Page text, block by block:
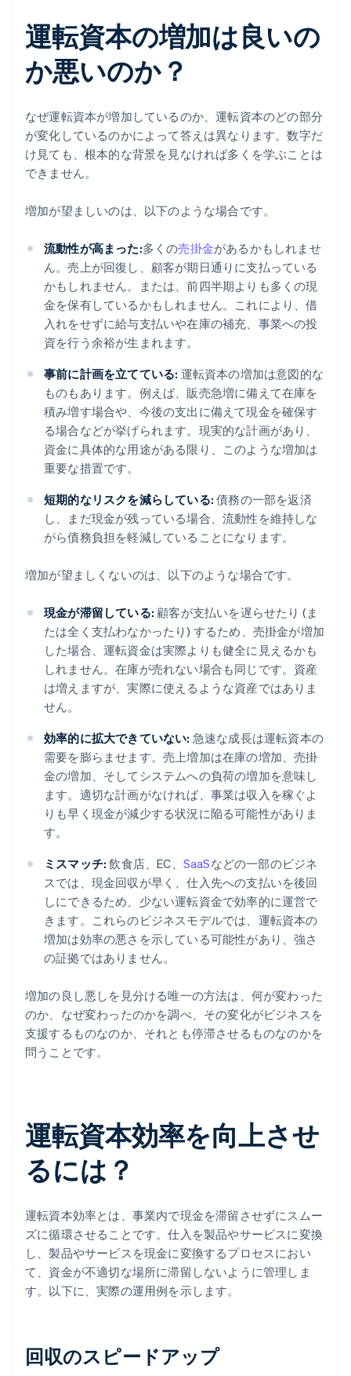
運転資本の増加は良いの
か悪いのか？
なぜ運転資本が増加しているのか、運転資本のどの部分
が変化しているのかによって答えは異なります。数字だ
け見ても、根本的な背景を見なければ多くを学ぶことは
できません。
増加が望ましいのは、以下のような場合です。
流動性が高まった:多くの売掛金があるかもしれませ
ん。売上が回復し、顧客が期日通りに支払っている
かもしれません。または、前四半期よりも多くの現
金を保有しているかもしれません。これにより、借
入れをせずに給与支払いや在庫の補充、事業への投
資を行う余裕が生まれます。
事前に計画を立てている: 運転資本の増加は意図的な
ものもあります。例えば、販売急増に備えて在庫を
積み増す場合や、今後の支出に備えて現金を確保す
る場合などが挙げられます。現実的な計画があり、
資金に具体的な用途がある限り、このような増加は
重要な措置です。
短期的なリスクを減らしている: 債務の一部を返済
し、まだ現金が残っている場合、流動性を維持しな
がら債務負担を軽減していることになります。
増加が望ましくないのは、以下のような場合です。
現金が滞留している: 顧客が支払いを遅らせたり (ま
たは全く支払わなかったり) するため、売掛金が増加
した場合、運転資金は実際よりも健全に見えるかも
しれません。在庫が売れない場合も同じです。資産
は増えますが、実際に使えるような資産ではありま
せん。
効率的に拡大できていない: 急速な成長は運転資本の
需要を膨らませます。売上増加は在庫の増加、売掛
金の増加、そしてシステムへの負荷の増加を意味し
ます。適切な計画がなければ、事業は収入を稼ぐよ
りも早く現金が減少する状況に陥る可能性がありま
す。
ミスマッチ: 飲食店、EC、 SaaSなどの一部のビジネ
スでは、現金回収が早く、仕入先への支払いを後回
しにできるため、少ない運転資金で効率的に運営で
きます。これらのビジネスモデルでは、運転資本の
増加は効率の悪さを示している可能性があり、強さ
の証拠ではありません。
増加の良し悪しを見分ける唯一の方法は、何が変わった
のか、なぜ変わったのかを調べ、その変化がビジネスを
支援するものなのか、それとも停滞させるものなのかを
問うことです。
運転資本効率を向上させ
るには？
運転資本効率とは、事業内で現金を滞留させずにスムー
ズに循環させることです。仕入を製品やサービスに変換
し、製品やサービスを現金に変換するプロセスにおい
て、資金が不適切な場所に滞留しないように管理しま
す。以下に、実際の運用例を示します。
回収のスピードアップ